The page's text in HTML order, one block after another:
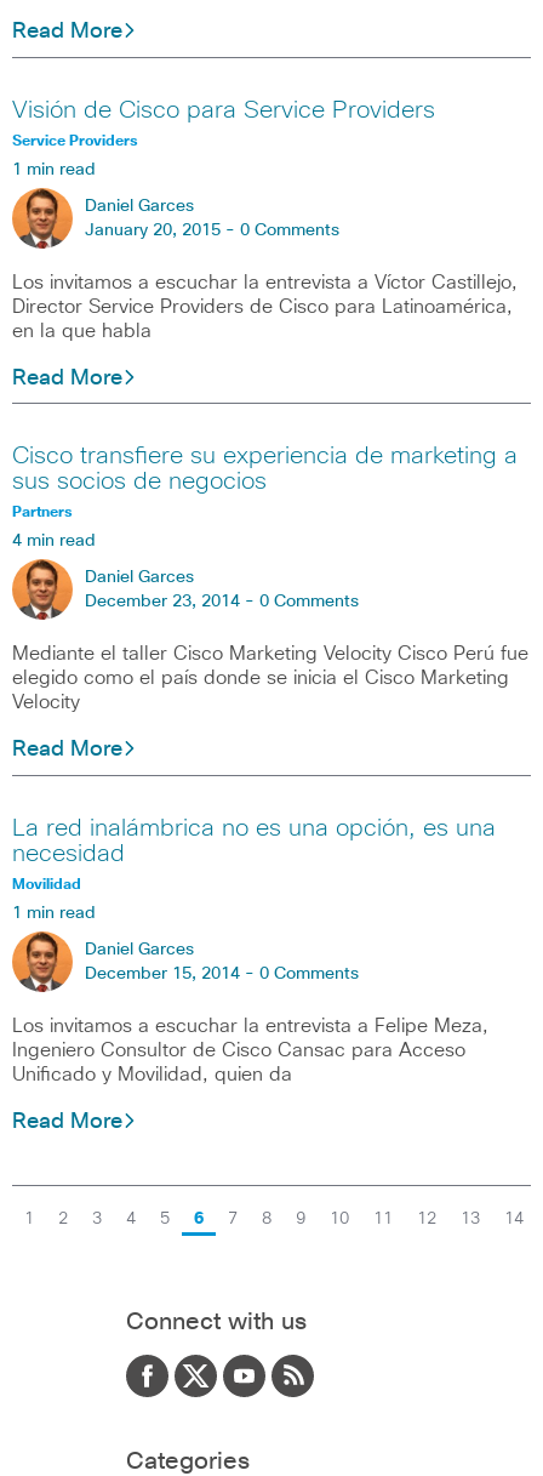
Read More
Visión de Cisco para Service Providers
Service Providers
1 min read
Daniel Garces
January 20, 2015 - 0 Comments
Los invitamos a escuchar la entrevista a Víctor Castillejo,
Director Service Providers de Cisco para Latinoamérica,
en la que habla
Read More
Cisco transfiere su experiencia de marketing a
sus socios de negocios
Partners
4 min read
Daniel Garces
December 23, 2014 - 0 Comments
Mediante el taller Cisco Marketing Velocity Cisco Perú fue
elegido como el país donde se inicia el Cisco Marketing
Velocity
Read More
La red inalámbrica no es una opción, es una
necesidad
Movilidad
1 min read
Daniel Garces
December 15, 2014 - 0 Comments
Los invitamos a escuchar la entrevista a Felipe Meza,
Ingeniero Consultor de Cisco Cansac para Acceso
Unificado y Movilidad, quien da
Read More
1 2 3 4 5 6 7 8 9 10 11 12 13 14
Connect with us
Categories